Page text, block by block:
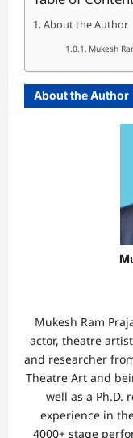
About the Author
Mukesh
About the Author
Mukesh Ram
actor, theatre
and researcher
Theatre Art and
well as a Ph.D.
experience in
4000+ stage